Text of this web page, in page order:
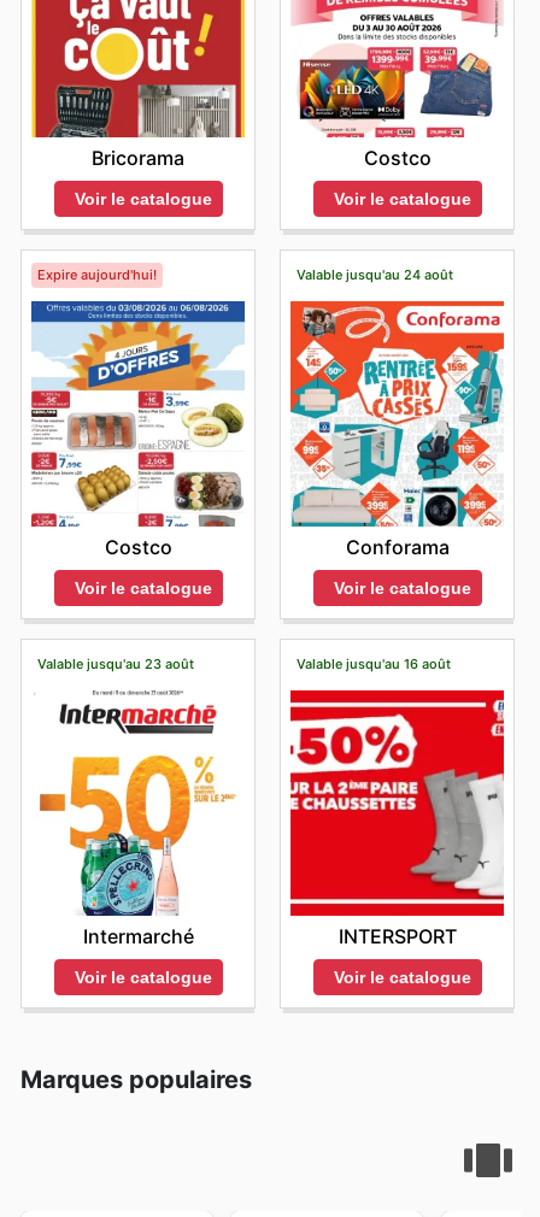
Bricorama
Voir le catalogue
Costco
Voir le catalogue
Expire aujourd'hui!
Costco
Voir le catalogue
Valable jusqu'au 24 août
Conforama
Voir le catalogue
Valable jusqu'au 23 août
Intermarché
Voir le catalogue
Valable jusqu'au 16 août
INTERSPORT
Voir le catalogue
Marques populaires